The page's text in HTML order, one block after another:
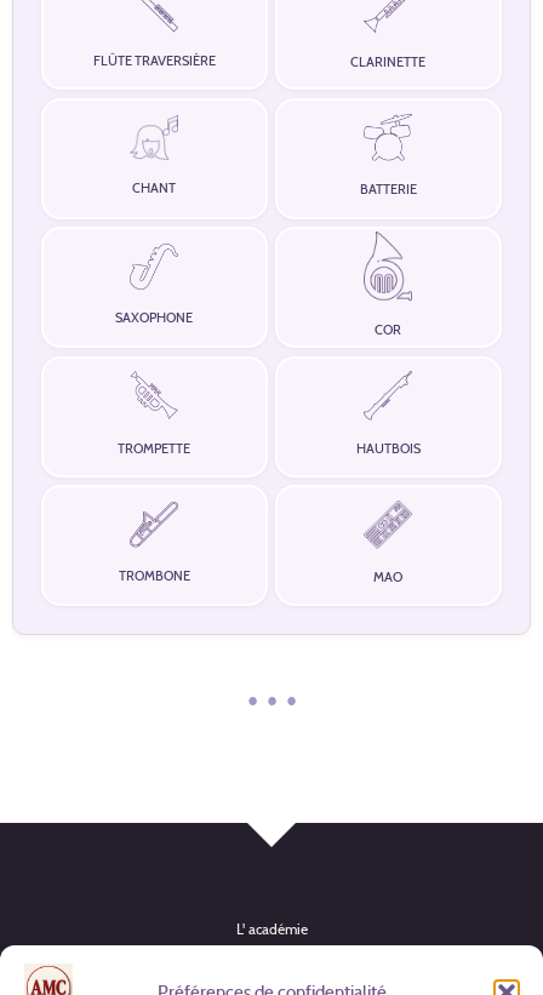
FLÛTE TRAVERSIÈRE CLARINETTE
CHANT BATTERIE
SAXOPHONE
COR
TROMPETTE HAUTBOIS
TROMBONE MAO
• • •
L' académie